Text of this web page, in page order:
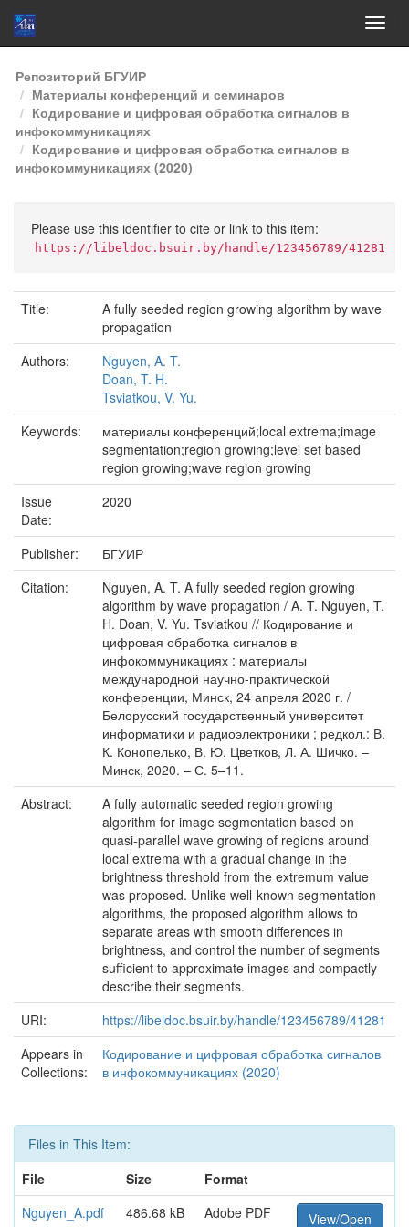
Skip
navigation
Репозиторий БГУИР
Материалы конференций и семинаров
Кодирование и цифровая обработка сигналов в
инфокоммуникациях
Кодирование и цифровая обработка сигналов в
инфокоммуникациях (2020)
Please use this identifier to cite or link to this item:
https://libeldoc.bsuir.by/handle/123456789/41281
Title:
A fully seeded region growing algorithm by wave
propagation
Authors:
Nguyen, A. T.
Doan, T. H.
Tsviatkou, V. Yu.
Keywords:
материалы конференций;local extrema;image
segmentation;region growing;level set based
region growing;wave region growing
Issue
Date:
2020
Publisher:
БГУИР
Citation:
Nguyen, A. T. A fully seeded region growing
algorithm by wave propagation / A. T. Nguyen, T.
H. Doan, V. Yu. Tsviatkou // Кодирование и
цифровая обработка сигналов в
инфокоммуникациях : материалы
международной научно-практической
конференции, Минск, 24 апреля 2020 г. /
Белорусский государственный университет
информатики и радиоэлектроники ; редкол.: В.
К. Конопелько, В. Ю. Цветков, Л. А. Шичко. –
Минск, 2020. – С. 5–11.
Abstract:
A fully automatic seeded region growing
algorithm for image segmentation based on
quasi-parallel wave growing of regions around
local extrema with a gradual change in the
brightness threshold from the extremum value
was proposed. Unlike well-known segmentation
algorithms, the proposed algorithm allows to
separate areas with smooth differences in
brightness, and control the number of segments
sufficient to approximate images and compactly
describe their segments.
URI:
https://libeldoc.bsuir.by/handle/123456789/41281
Appears in
Collections:
Кодирование и цифровая обработка сигналов
в инфокоммуникациях (2020)
Files in This Item:
File
Size
Format
Nguyen_A.pdf
486.68 kB Adobe PDF View/Open